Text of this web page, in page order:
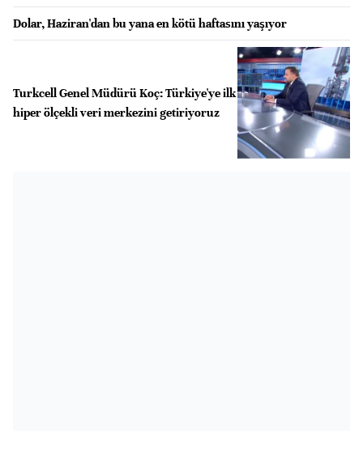
Dolar, Haziran'dan bu yana en kötü haftasını yaşıyor
Turkcell Genel Müdürü Koç: Türkiye'ye ilk
hiper ölçekli veri merkezini getiriyoruz